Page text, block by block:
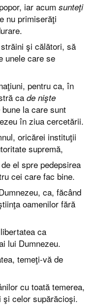
iar acum sunteţi
nu primiserăţi
şi călători, să
unele care se
pentru ca, în
ca de nişte
bune la care sunt
în ziua cercetării.
oricărei instituţii
supremă,
el spre pedepsirea
cei care fac bine.
ca, făcând
oamenilor fără
ca
lui Dumnezeu.
temeţi-vă de
cu toată temerea,
şi celor supărăcioşi.